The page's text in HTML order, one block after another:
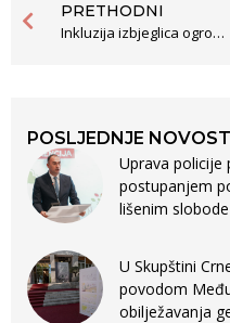
PRETHODNI
Inkluzija izbjeglica ogroman potencijal za razvoj društva
POSLJEDNJE
Uprava policije
postupanjem
lišenim slobode
U Skupštini
povodom
obilježavanja